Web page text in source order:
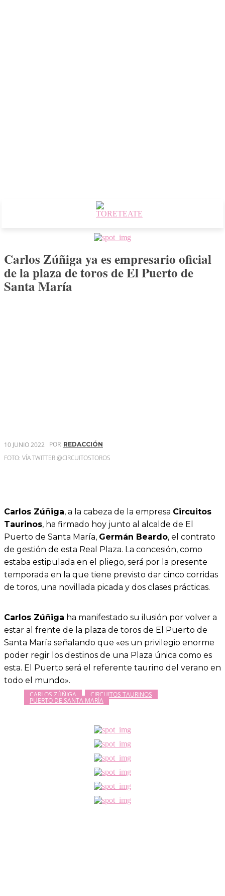
Carlos Zúñiga ya es empresario oficial
de la plaza de toros de El Puerto de
Santa María
10 JUNIO 2022 POR REDACCIÓN
FOTO: VÍA TWITTER @CIRCUITOSTOROS
Carlos Zúñiga, a la cabeza de la empresa Circuitos
Taurinos, ha firmado hoy junto al alcalde de El
Puerto de Santa María, Germán Beardo, el contrato
de gestión de esta Real Plaza. La concesión, como
estaba estipulada en el pliego, será por la presente
temporada en la que tiene previsto dar cinco corridas
de toros, una novillada picada y dos clases prácticas.
Carlos Zúñiga ha manifestado su ilusión por volver a
estar al frente de la plaza de toros de El Puerto de
Santa María señalando que «es un privilegio enorme
poder regir los destinos de una Plaza única como es
esta. El Puerto será el referente taurino del verano en
todo el mundo».
CARLOS ZÚÑIGA CIRCUITOS TAURINOS
PUERTO DE SANTA MARÍA